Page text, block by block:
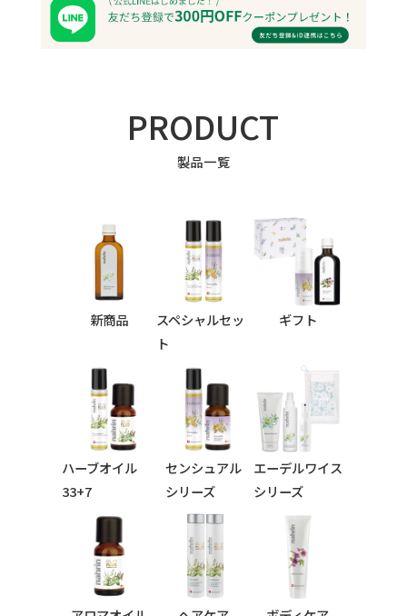
PRODUCT
製品一覧
新商品
スペシャルセッ
ト
ギフト
ハーブオイル
33+7
シリーズ
センシュアル
シリーズ
エーデルワイス
シリーズ